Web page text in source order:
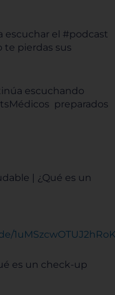
escuchar el #podcast
te pierdas sus
escuchando
preparados
| ¿Qué es un
es un check-up